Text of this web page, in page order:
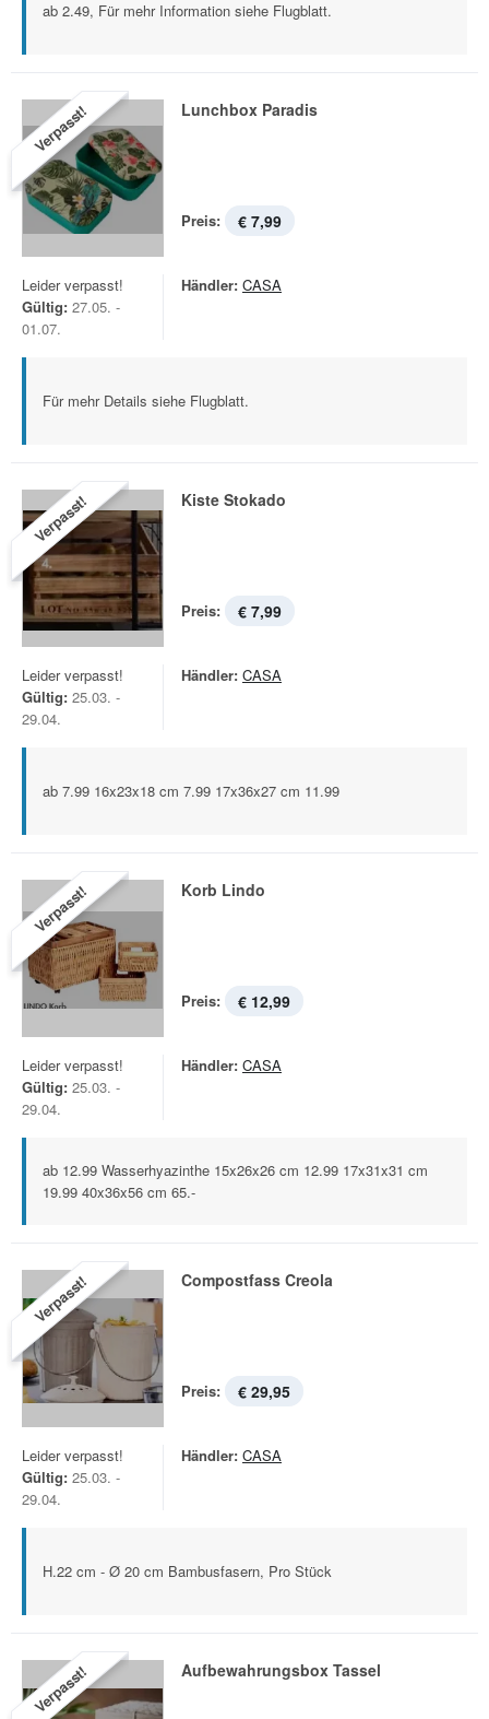
ab 2.49, Für mehr Information siehe Flugblatt.
Verpasst! Lunchbox Paradis
Preis: € 7,99
Leider verpasst!
Gültig: 27.05. -
01.07.
Händler: CASA
Für mehr Details siehe Flugblatt.
Verpasst! Kiste Stokado
Preis: € 7,99
Leider verpasst!
Gültig: 25.03. -
29.04.
Händler: CASA
ab 7.99 16x23x18 cm 7.99 17x36x27 cm 11.99
Verpasst! Korb Lindo
Preis: € 12,99
Leider verpasst!
Gültig: 25.03. -
29.04.
Händler: CASA
ab 12.99 Wasserhyazinthe 15x26x26 cm 12.99 17x31x31 cm
19.99 40x36x56 cm 65.-
Verpasst! Compostfass Creola
Preis: € 29,95
Leider verpasst!
Gültig: 25.03. -
29.04.
Händler: CASA
H.22 cm - Ø 20 cm Bambusfasern, Pro Stück
Verpasst! Aufbewahrungsbox Tassel